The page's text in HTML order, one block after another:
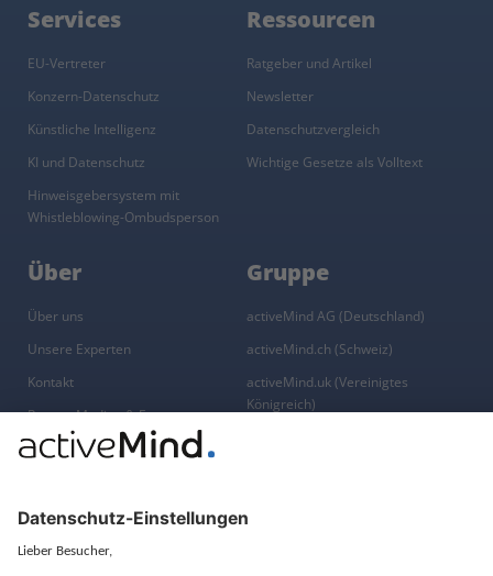
Services
EU-Vertreter
Konzern-Datenschutz
Künstliche Intelligenz
KI und Datenschutz
Hinweisgebersystem mit
Whistleblowing-Ombudsperson
Ressourcen
Ratgeber und Artikel
Newsletter
Datenschutzvergleich
Wichtige Gesetze als Volltext
Über
Über uns
Unsere Experten
Kontakt
Presse, Medien & Events
Datenschutzhinweise
Gruppe
activeMind AG (Deutschland)
activeMind.ch (Schweiz)
activeMind.uk (Vereinigtes
Königreich)